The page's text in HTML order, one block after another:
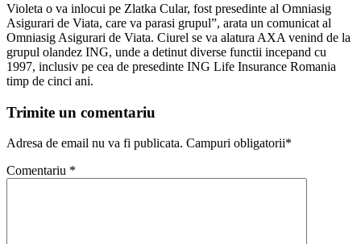
Violeta o va inlocui pe Zlatka Cular, fost presedinte al Omniasig
Asigurari de Viata, care va parasi grupul”, arata un comunicat al
Omniasig Asigurari de Viata. Ciurel se va alatura AXA venind de la
grupul olandez ING, unde a detinut diverse functii incepand cu
1997, inclusiv pe cea de presedinte ING Life Insurance Romania
timp de cinci ani.
Trimite un comentariu
Adresa de email nu va fi publicata. Campuri obligatorii*
Comentariu *